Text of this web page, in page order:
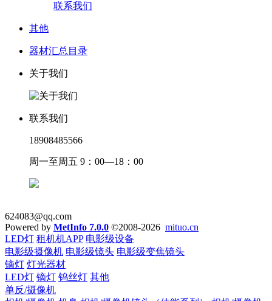
联系我们
其他
器材汇总目录
关于我们
联系我们
18908485566
周一至周五 9：00—18：00
624083@qq.com
Powered by MetInfo 7.0.0 ©2008-2026 mituo.cn
LED灯 租机机APP 电影级设备
电影级摄像机 电影级镜头 电影级变焦镜头
镝灯 灯光器材
LED灯 镝灯 钨丝灯 其他
单反/摄像机